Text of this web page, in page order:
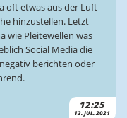
12:25
12. JUL. 2021
oft etwas aus der Luft
hinzustellen. Letzt
wie Pleitewellen was
Social Media die
berichten oder